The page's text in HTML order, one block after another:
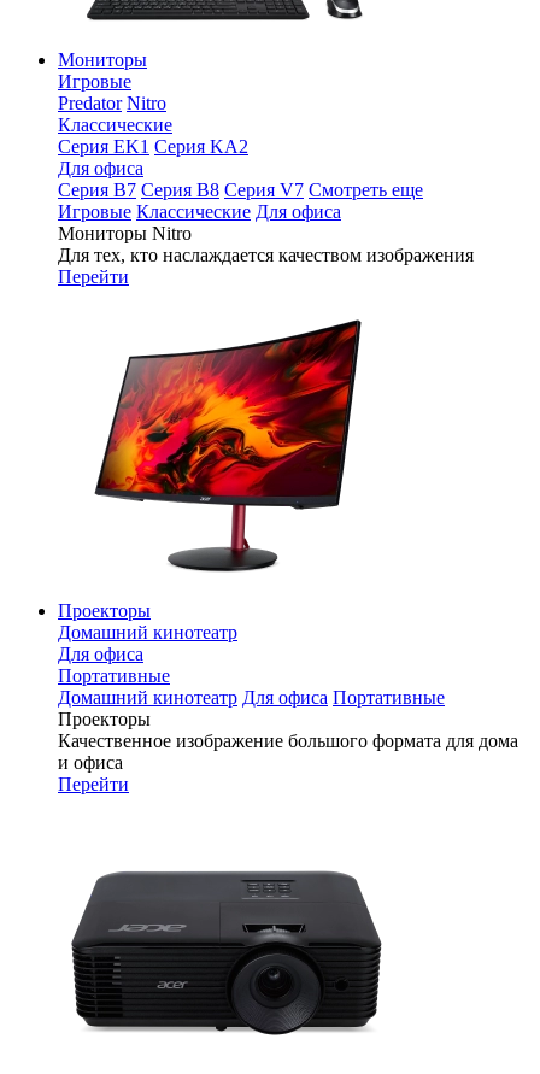
Мониторы
Игровые
Predator Nitro
Классические
Серия EK1 Серия KA2
Для офиса
Серия B7 Серия B8 Серия V7 Смотреть еще
Игровые Классические Для офиса
Мониторы Nitro
Для тех, кто наслаждается качеством изображения
Перейти
Проекторы
Домашний кинотеатр
Для офиса
Портативные
Домашний кинотеатр Для офиса Портативные
Проекторы
Качественное изображение большого формата для дома
и офиса
Перейти